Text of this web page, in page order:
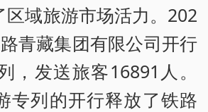
区域旅游市场活力。202
青藏集团有限公司开行
，发送旅客16891人。
专列的开行释放了铁路